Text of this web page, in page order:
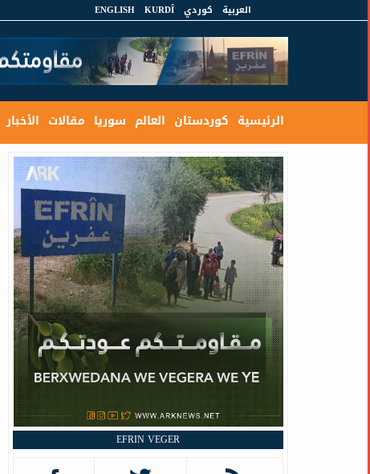
العربية كوردي KURDÎ
ENGLISH
الرئيسية كوردستان العالم سوريا مقالات الأخبار
EFRIN VEGER